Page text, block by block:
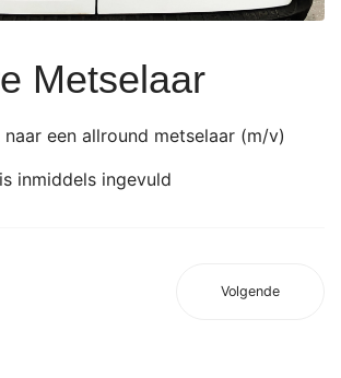
Metselaar
een allround metselaar (m/v)
inmiddels ingevuld
Volgende